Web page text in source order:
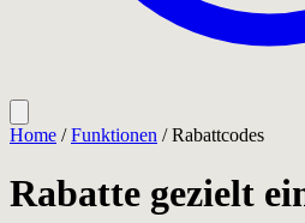
Home / Funktionen / Rabattcodes
Rabatte gezielt